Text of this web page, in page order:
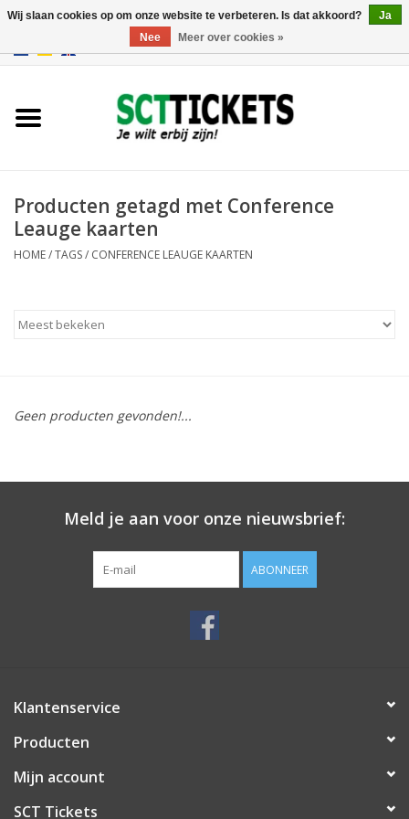
Producten getagd met Conference
Leauge kaarten
HOME/TAGS/ CONFERENCE LEAUGE KAARTEN
Geen producten gevonden!...
Meld je aan voor onze nieuwsbrief:
ABONNEER
Klantenservice
Producten
Mijn account
SCT Tickets
Wij slaan cookies op om onze website te verbeteren. Is dat akkoord?
Ja
Nee
Meer over cookies »